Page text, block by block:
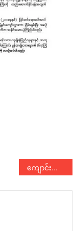
ကျောင်းသားများ၏ အမျိုးသား ပညာရေးဉပဒေ ပြင်ဆင်ပေးရေး လှုပ်ရှားမှုအပေါ် အကြမ်းဖက် ဖြေရှင်းခြင်းမပြုရန် မေတ္တာရပ်ခံ တိုက်တွန်းခြင်း သဘောထား ထုတ်ပြန်ချက် (၂/၂၀၁၅)